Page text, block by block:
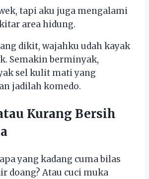
tapi aku juga mengalami
area hidung.
dikit, wajahku udah kayak
Semakin berminyak,
sel kulit mati yang
jadilah komedo.
Kurang Bersih
yang kadang cuma bilas
doang? Atau cuci muka